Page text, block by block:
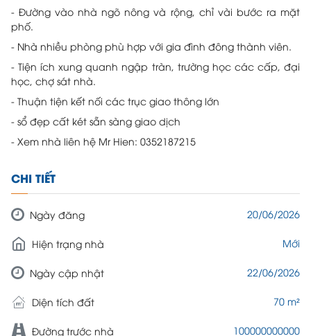
- Đường vào nhà ngõ nông và rộng, chỉ vài bước ra mặt
phố.
- Nhà nhiều phòng phù hợp với gia đình đông thành viên.
- Tiện ích xung quanh ngập tràn, trường học các cấp, đại
học, chợ sát nhà.
- Thuận tiện kết nối các trục giao thông lớn
- sổ đẹp cất két sẵn sàng giao dịch
- Xem nhà liên hệ Mr Hien: 0352187215
CHI TIẾT
Ngày đăng 20/06/2026
Hiện trạng nhà Mới
Ngày cập nhật 22/06/2026
Diện tích đất 70 m²
Đường trước nhà 100000000000